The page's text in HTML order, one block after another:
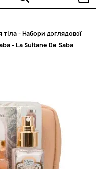
тіла-Набори доглядової
- La Sultane De Saba